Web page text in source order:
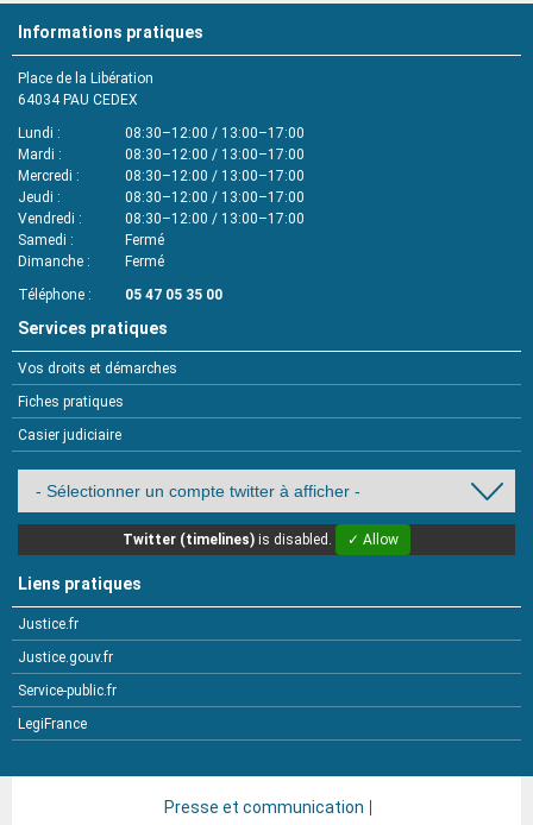
Informations pratiques
Place de la Libération
64034 PAU CEDEX
Lundi
08:30–12:00 / 13:00–17:00
Mardi
08:30–12:00 / 13:00–17:00
Mercredi
08:30–12:00 / 13:00–17:00
Jeudi
08:30–12:00 / 13:00–17:00
Vendredi
08:30–12:00 / 13:00–17:00
Samedi
Fermé
Dimanche
Fermé
Téléphone
05 47 05 35 00
Services pratiques
Vos droits et démarches
Fiches pratiques
Casier judiciaire
Twitter (timelines) is disabled. ✓ Allow
Liens pratiques
Justice.fr
Justice.gouv.fr
Service-public.fr
LegiFrance
Presse et communication